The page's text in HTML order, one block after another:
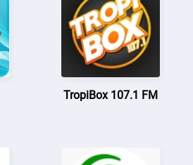
TropiBox 107.1 FM